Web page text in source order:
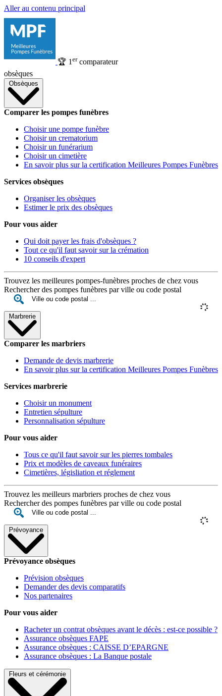
Aller au contenu principal
🏆 1 ercomparateur
obsèques
Obsèques
Comparer les pompes funèbres
Choisir une pompe funèbre
Choisir un crematorium
Choisir un funérarium
Choisir un cimetière
En savoir plus sur la certification Meilleures Pompes Funèbres
Services obsèques
Organiser les obsèques
Estimer le prix des obsèques
Pour vous aider
Qui doit payer les frais d'obsèques ?
Tout ce qu'il faut savoir sur la crémation
10 conseils d'expert
Trouvez les meilleures pompes-funèbres proches de chez vous
Rechercher des pompes funèbres par ville ou code postal
Marbrerie
Comparer les marbriers
Demande de devis marbrerie
En savoir plus sur la certification Meilleures Pompes Funèbres
Services marbrerie
Choisir un monument
Entretien sépulture
Personnalisation sépulture
Pour vous aider
Tous ce qu'il faut savoir sur les pierres tombales
Prix et modèles de caveaux funéraires
Cimetières, législiation et réglement
Trouvez les meilleurs marbriers proches de chez vous
Rechercher des pompes funèbres par ville ou code postal
Prévoyance
Prévoyance obsèques
Prévision obsèques
Demander des devis comparatifs
Nos partenaires
Pour vous aider
Racheter un contrat obsèques avant le décès : est-ce possible ?
Assurance obsèques FAPE
Assurance obsèques : CAISSE D’EPARGNE
Assurance obsèques : La Banque postale
Fleurs et cérémonie